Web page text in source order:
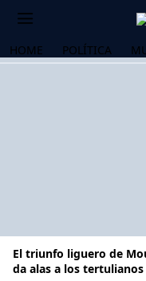
HOME POLÍTICA
El triunfo liguero de
da alas a los